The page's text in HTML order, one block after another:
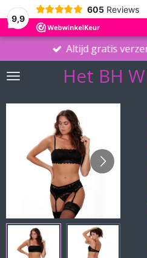
9,9
605 Reviews
Het BH
Altijd gratis